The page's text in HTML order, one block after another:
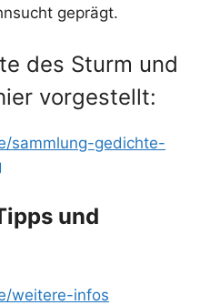
geprägt.
des Sturm und
vorgestellt:
sammlung-gedichte-
und
weitere-infos